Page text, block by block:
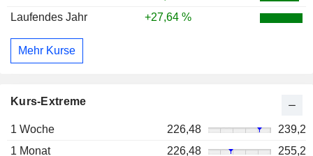
Laufendes Jahr
+27,64 %
Mehr Kurse
Kurs-Extreme
1 Woche 226,48
239,2
1 Monat
226,48
255,2